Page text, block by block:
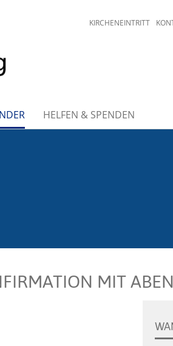
KIRCHENEINTRITT
HELFEN & SPENDEN
MIT